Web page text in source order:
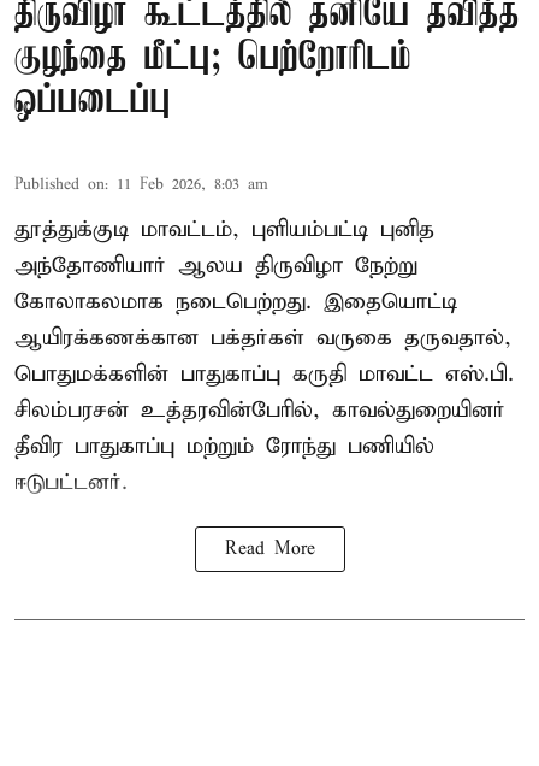
திருவிழா கூட்டத்தில் தனியே தவித்த
குழந்தை மீட்பு; பெற்றோரிடம்
ஒப்படைப்பு
Published on: 11 Feb 2026, 8:03 am
தூத்துக்குடி மாவட்டம், புளியம்பட்டி புனித
அந்தோணியார் ஆலய திருவிழா நேற்று
கோலாகலமாக நடைபெற்றது. இதையொட்டி
ஆயிரக்கணக்கான பக்தர்கள் வருகை தருவதால்,
பொதுமக்களின் பாதுகாப்பு கருதி மாவட்ட எஸ்.பி.
சிலம்பரசன் உத்தரவின்பேரில், காவல்துறையினர்
தீவிர பாதுகாப்பு மற்றும் ரோந்து பணியில்
ஈடுபட்டனர்.
Read More